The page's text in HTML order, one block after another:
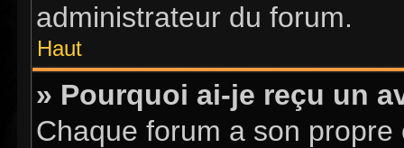
administrateur du forum.
Haut
» Pourquoi ai-je reçu un
Chaque forum a son